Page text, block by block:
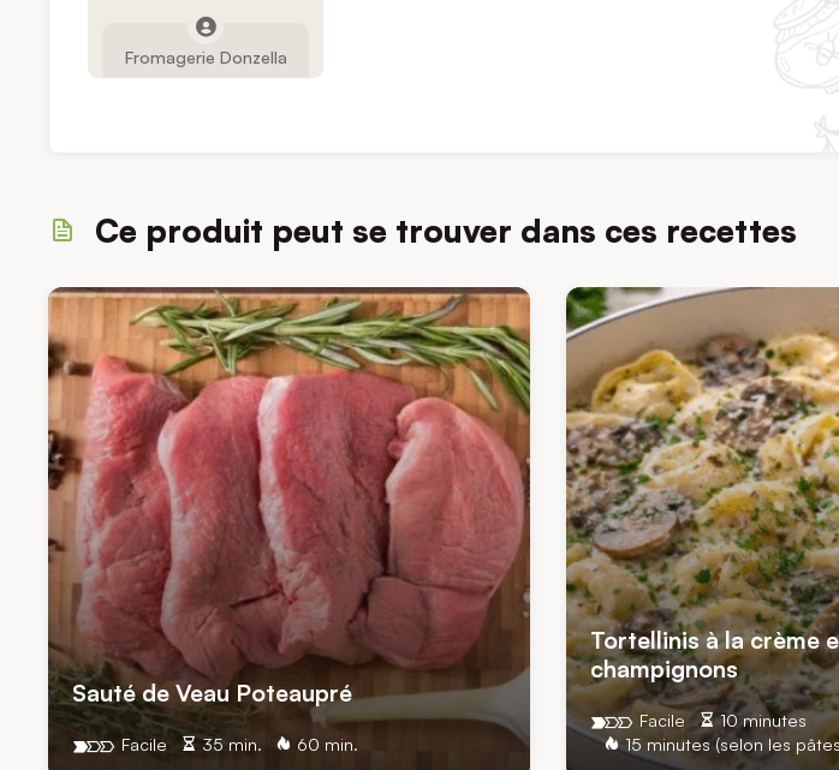
Fromagerie Donzella
Ce produit peut se trouver dans ces recettes
Sauté de Veau Poteaupré
35 min. 60 min.
Facile
Tortellinis à la crème
champignons
10 minutes
15 minutes (selon les
Facile